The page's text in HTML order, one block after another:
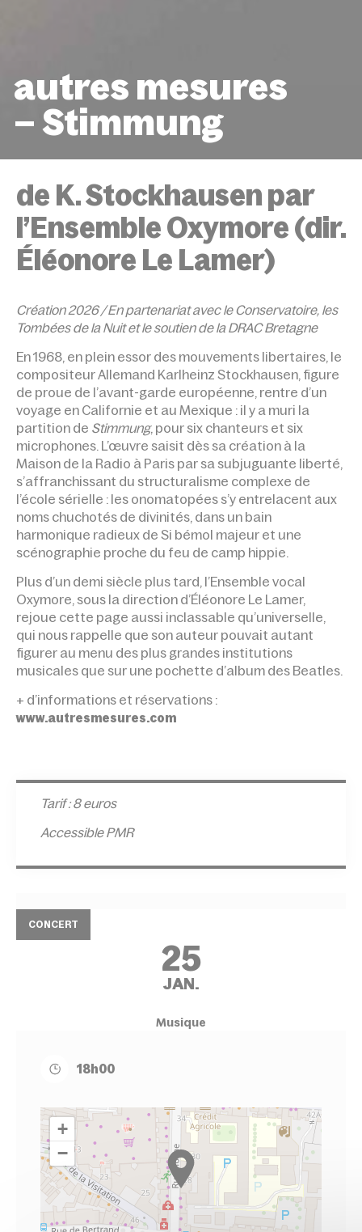
autres mesures
– Stimmung
de K. Stockhausen par
l’Ensemble Oxymore (dir.
Éléonore Le Lamer)
Création 2026 / En partenariat avec le Conservatoire, les
Tombées de la Nuit et le soutien de la DRAC Bretagne
En 1968, en plein essor des mouvements libertaires, le
compositeur Allemand Karlheinz Stockhausen, figure
de proue de l’avant-garde européenne, rentre d’un
voyage en Californie et au Mexique : il y a muri la
partition de Stimmung, pour six chanteurs et six
microphones. L’œuvre saisit dès sa création à la
Maison de la Radio à Paris par sa subjuguante liberté,
s’affranchissant du structuralisme complexe de
l’école sérielle : les onomatopées s’y entrelacent aux
noms chuchotés de divinités, dans un bain
harmonique radieux de Si bémol majeur et une
scénographie proche du feu de camp hippie.
Plus d’un demi siècle plus tard, l’Ensemble vocal
Oxymore, sous la direction d’Éléonore Le Lamer,
rejoue cette page aussi inclassable qu’universelle,
qui nous rappelle que son auteur pouvait autant
figurer au menu des plus grandes institutions
musicales que sur une pochette d’album des Beatles.
+ d’informations et réservations :
www.autresmesures.com
Tarif : 8 euros
Accessible PMR
CONCERT
25
JAN.
Musique
18h00
+
−